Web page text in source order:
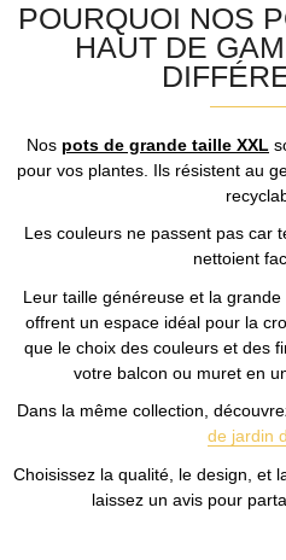
POURQUOI NOS
HAUT DE
Nos pots de grande taille XXL
pour vos plantes. Ils résistent au
Les couleurs ne passent pas car
nettoient
Leur taille généreuse et la grande
offrent un espace idéal pour la
que le choix des couleurs et des
votre balcon ou muret en
Dans la même collection,
de jardin
Choisissez la qualité, le design, et
laissez un avis pour